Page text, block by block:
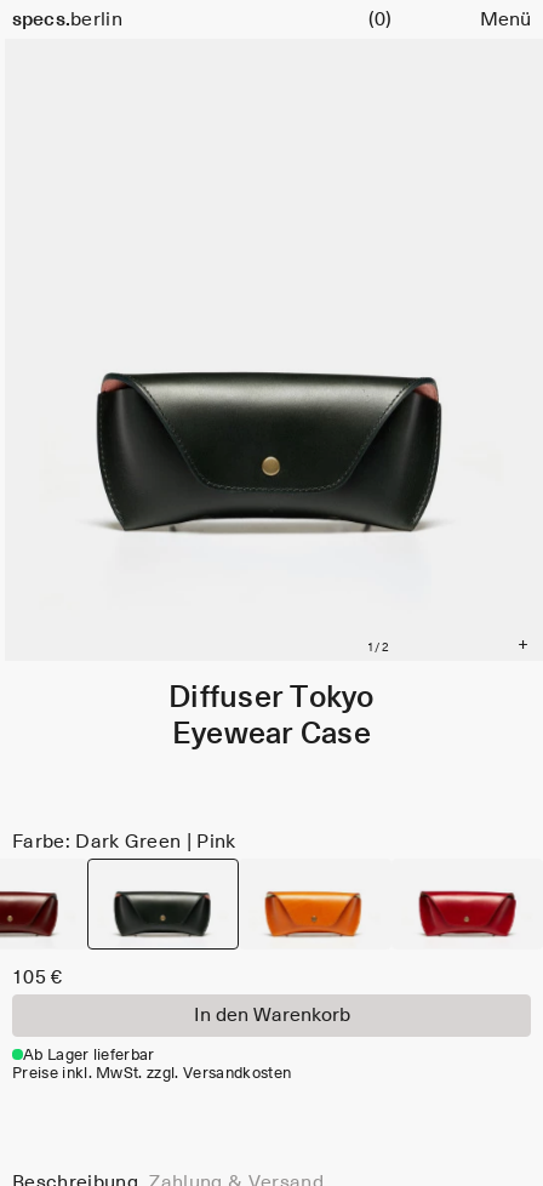
specs.berlin
Warenkorb (0) Menü
Diffuser Tokyo
Eyewear Case
Farbe: Dark Green | Pink
105 €
In den Warenkorb
Ab Lager lieferbar
Preise inkl. MwSt. zzgl. Versandkosten
Beschreibung Zahlung & Versand